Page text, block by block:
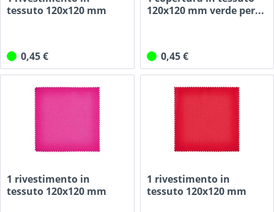
tessuto 120x120 mm
0,45 €
120x120 mm verde per...
0,45 €
1 rivestimento in
tessuto 120x120 mm
1 rivestimento in
tessuto 120x120 mm